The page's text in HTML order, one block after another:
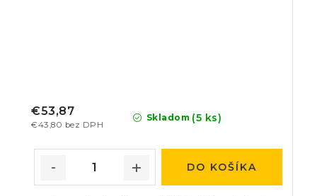
Skladom (5 ks)
€43,80 bez DPH
€53,87
DO KOŠÍKA